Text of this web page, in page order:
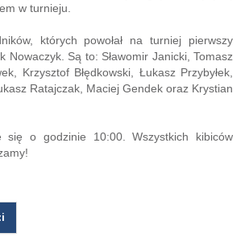
w turnieju.
których powołał na turniej pierwszy
Nowaczyk. Są to: Sławomir Janicki, Tomasz
Krzysztof Błędkowski, Łukasz Przybyłek,
Ratajczak, Maciej Gendek oraz Krystian
się o godzinie 10:00. Wszystkich kibiców